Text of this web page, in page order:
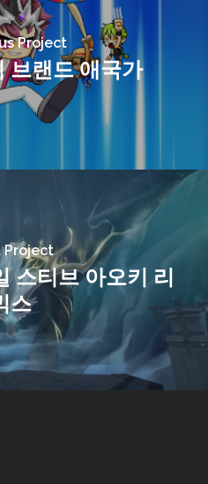
Project
브랜드 애국가
Project
스티브 아오키 리
스